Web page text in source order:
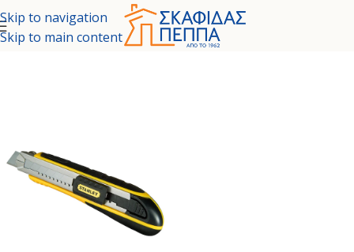
Skip to navigation
Skip to main content
/ ΕΡΓΑΛΕΙΑ - ΚΗΠΟΣ/ΕΡΓΑΛΕΙΑ ΧΕΙΡΟΣ